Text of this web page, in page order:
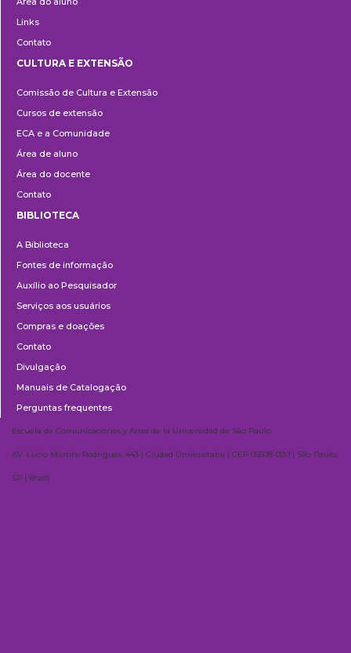
Links
Contato
e
Extensão
CULTURA E EXTENSÃO
Comissão de Cultura e Extensão
Cursos de extensão
ECA e a Comunidade
Área de aluno
Área do docente
Contato
BIBLIOTECA
A Biblioteca
Fontes de informação
Auxílio ao Pesquisador
Serviços aos usuários
Compras e doações
Contato
Divulgação
Manuais de Catalogação
Perguntas frequentes
Escuela de Comunicaciones y Artes de la Universidad de São Paulo
AV. Lúcio Martins Rodrigues, 443 | Ciudad Universitaria | CEP 05508-020 | São Paulo,
SP | Brasil